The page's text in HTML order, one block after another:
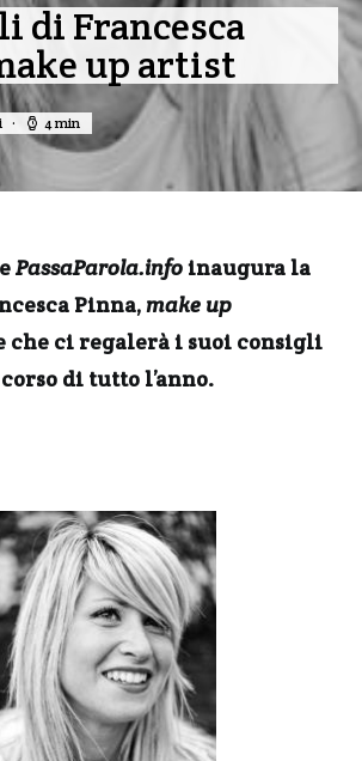
di Francesca
up artist
4 min
PassaParola.infoinaugura la
Pinna,make up
che ci regalerà i suoi consigli
di tutto l’anno.